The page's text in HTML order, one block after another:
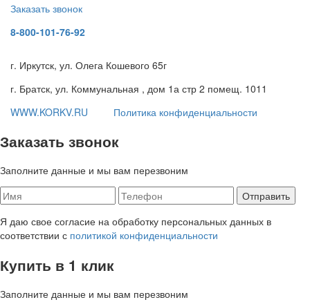
Заказать звонок
8-800-101-76-92
г. Иркутск, ул. Олега Кошевого 65г
г. Братск, ул. Коммунальная , дом 1а стр 2 помещ. 1011
WWW.KORKV.RU
Политика конфиденциальности
Заказать звонок
Заполните данные и мы вам перезвоним
Я даю свое согласие на обработку персональных данных в
соответствии с политикой конфиденциальности
Купить в 1 клик
Заполните данные и мы вам перезвоним